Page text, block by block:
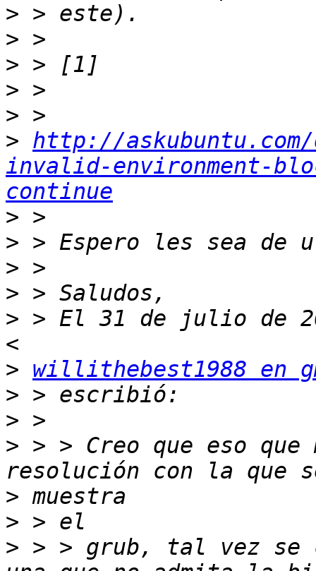
>
>
>
>
>
> http://
invalid-environment-
continue
>
>
>
>
> > El 31 de julio de
> willithebest1988 en
>
>
> > > Creo que eso que
>
>
> > > grub, tal vez se